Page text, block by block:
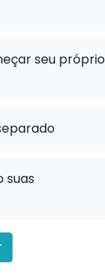
seu próprio
suas